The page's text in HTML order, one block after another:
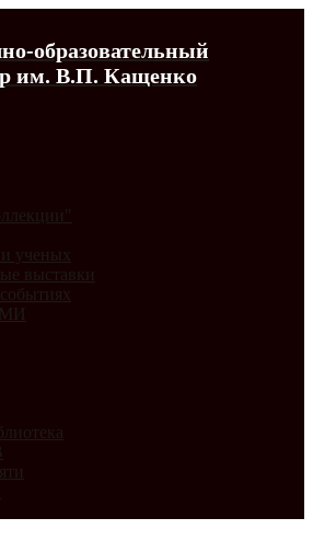
образовательный
им. В.П. Кащенко
ученых
выставки